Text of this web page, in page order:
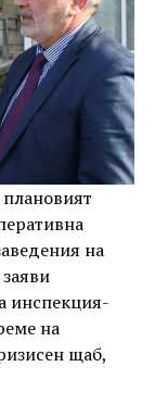
на
инспекция-
на
щаб,